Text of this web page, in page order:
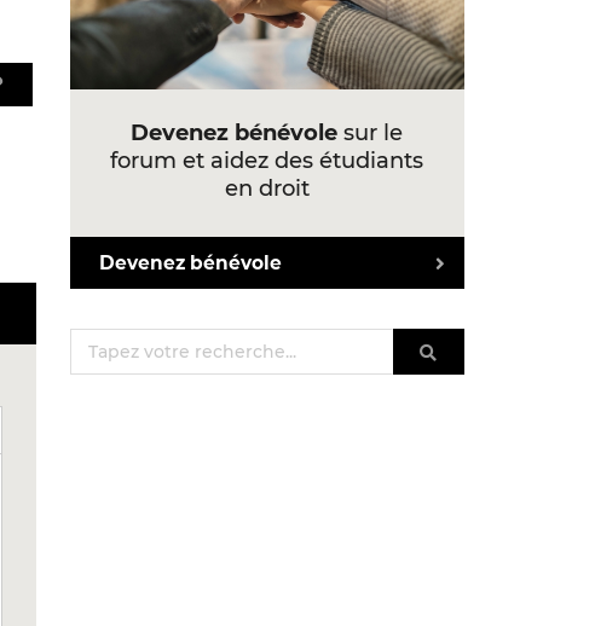
Devenez bénévole sur le
forum et aidez des étudiants
en droit
Devenez bénévole